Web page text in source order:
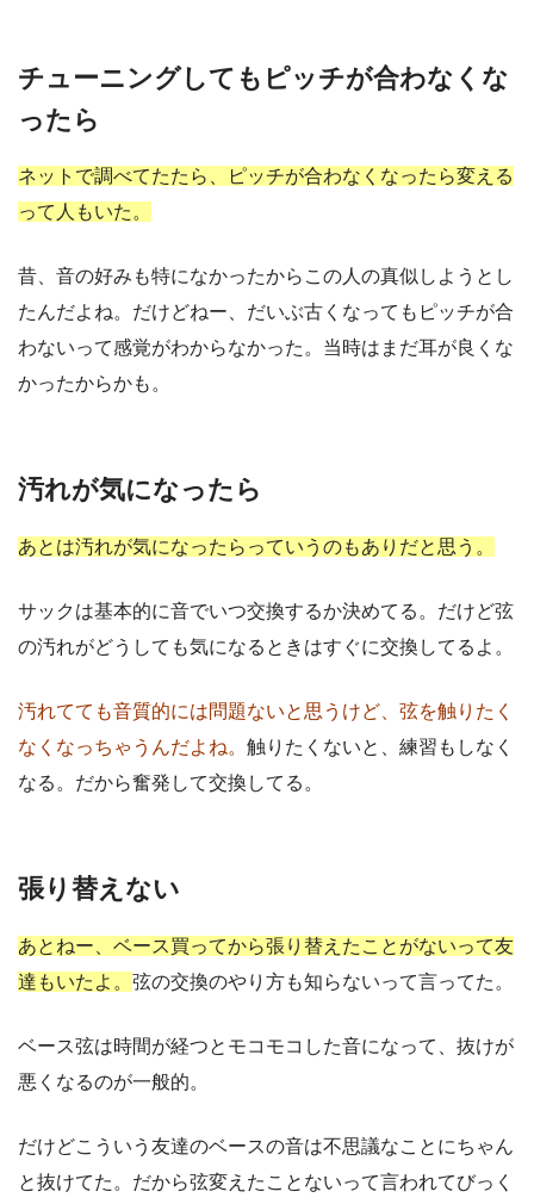
チューニングしてもピッチが合わなくな
ったら
ネットで調べてたたら、ピッチが合わなくなったら変える
って人もいた。
昔、音の好みも特になかったからこの人の真似しようとし
たんだよね。だけどねー、だいぶ古くなってもピッチが合
わないって感覚がわからなかった。当時はまだ耳が良くな
かったからかも。
汚れが気になったら
あとは汚れが気になったらっていうのもありだと思う。
サックは基本的に音でいつ交換するか決めてる。だけど弦
の汚れがどうしても気になるときはすぐに交換してるよ。
汚れてても音質的には問題ないと思うけど、弦を触りたく
なくなっちゃうんだよね。 触りたくないと、練習もしなく
なる。だから奮発して交換してる。
張り替えない
あとねー、ベース買ってから張り替えたことがないって友
達もいたよ。 弦の交換のやり方も知らないって言ってた。
ベース弦は時間が経つとモコモコした音になって、抜けが
悪くなるのが一般的。
だけどこういう友達のベースの音は不思議なことにちゃん
と抜けてた。だから弦変えたことないって言われてびっく